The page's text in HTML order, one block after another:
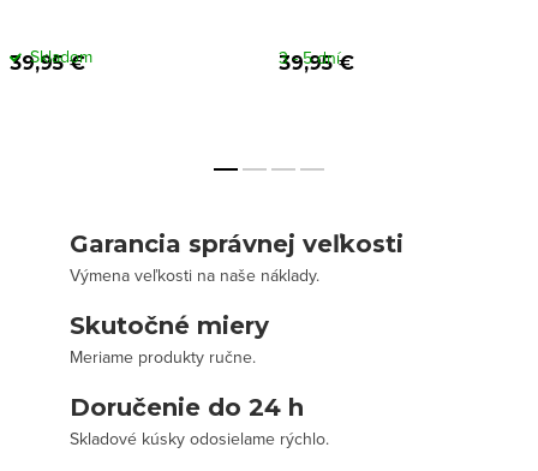
39,95 €
Skladom 39,95 €
3 - 5 dní
Garancia správnej veľkosti
Výmena veľkosti na naše náklady.
Skutočné miery
Meriame produkty ručne.
Doručenie do 24 h
Skladové kúsky odosielame rýchlo.